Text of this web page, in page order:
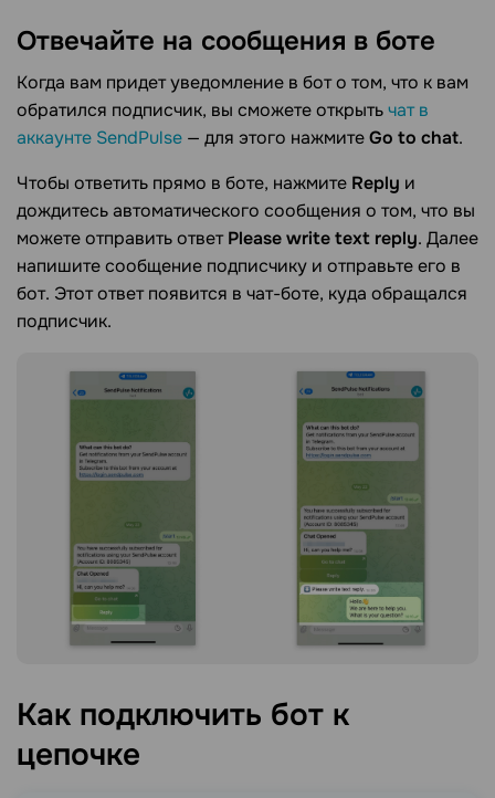
Отвечайте на сообщения в боте
Когда вам придет уведомление в бот о том, что к вам
обратился подписчик, вы сможете открытьчат в
аккаунте SendPulse — для этого нажмитеGo to chat.
Чтобы ответить прямо в боте, нажмите Reply и
дождитесь автоматического сообщения о том, что вы
можете отправить ответPlease write text reply. Далее
напишите сообщение подписчику и отправьте его в
бот. Этот ответ появится в чат-боте, куда обращался
подписчик.
Как подключить бот к
цепочке